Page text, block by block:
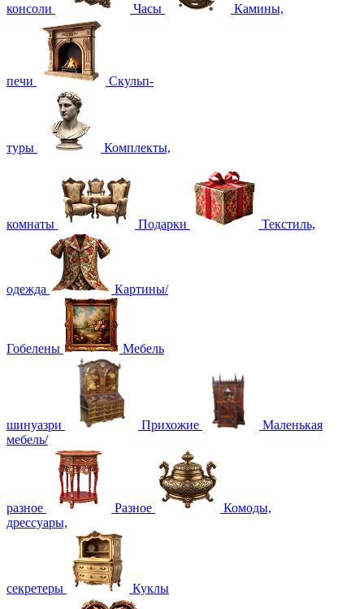
консоли Часы Камины,
печи Скульп-
туры Комплекты,
комнаты Подарки Текстиль,
одежда Картины/
Гобелены Мебель
шинуазри Прихожие
Маленькая
мебель/
разное Разное
Комоды,
дрессуары,
секретеры Куклы